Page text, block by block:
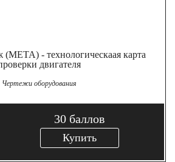
- технологическаая карта
двигателя
Чертежи оборудования
30 баллов
Купить